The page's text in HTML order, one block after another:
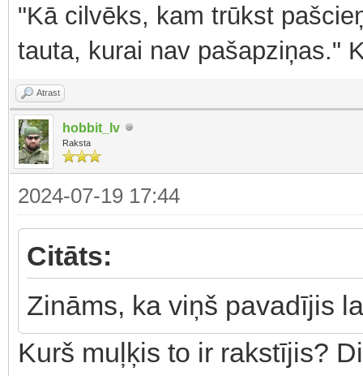
"Kā cilvēks, kam trūkst
tauta, kurai nav pašapziņas."
Atrast
hobbit_lv
Raksta
2024-07-19 17:44
Citāts:
Zināms, ka viņš pavadījis
Kurš muļķis to ir rakstījis?